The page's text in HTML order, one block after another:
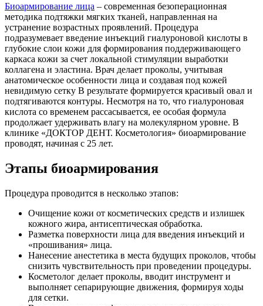
Биоармирование лица – современная безоперационная
методика подтяжки мягких тканей, направленная на
устранение возрастных проявлений. Процедура
подразумевает введение инъекций гиалуроновой кислоты в
глубокие слои кожи для формирования поддерживающего
каркаса кожи за счет локальной стимуляции выработки
коллагена и эластина. Врач делает проколы, учитывая
анатомическое особенности лица и создавая под кожей
невидимую сетку В результате формируется красивый овал и
подтягиваются контуры. Несмотря на то, что гиалуроновая
кислота со временем рассасывается, ее особая формула
продолжает удерживать влагу на молекулярном уровне. В
клинике «ДОКТОР ДЕНТ. Косметология» биоармирование
проводят, начиная с 25 лет.
Этапы биоармирования
Процедура проводится в несколько этапов:
Очищение кожи от косметических средств и излишек
кожного жира, антисептическая обработка.
Разметка поверхности лица для введения инъекций и
«прошивания» лица.
Нанесение анестетика в места будущих проколов, чтобы
снизить чувствительность при проведении процедуры.
Косметолог делает проколы, вводит инструмент и
выполняет сепарирующие движения, формируя ходы
для сетки.